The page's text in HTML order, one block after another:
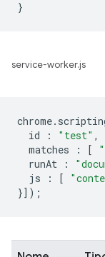
service-worker.js
chrome.
id
: "test" ,
matches
: [
runAt
:
js
: [
}]);